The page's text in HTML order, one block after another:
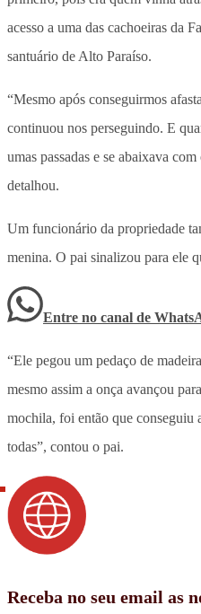
acesso a uma das cachoeiras da
santuário de Alto Paraíso.
“Mesmo após conseguirmos
continuou nos perseguindo. E
umas passadas e se abaixava
detalhou.
Um funcionário da propriedade
menina. O pai sinalizou para ele
Entre no canal de
“Ele pegou um pedaço de
mesmo assim a onça avançou
mochila, foi então que conseguiu
todas”, contou o pai.
Receba no seu email as